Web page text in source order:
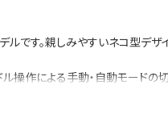
ルです。親しみやすいネコ型デ
操作による手動・自動モード